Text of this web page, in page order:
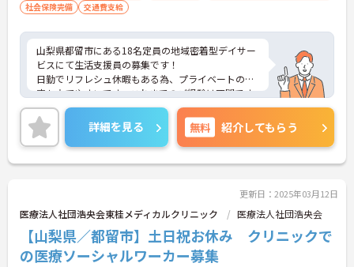
社会保険完備
交通費支給
山梨県都留市にある18名定員の地域密着型デイサー
ビスにて生活支援員の募集です！
日勤でリフレシュ休暇もある為、プライベートの予
定も立てやすいです。これまでのご経験は不問です
♪
ご興味のある方には、面接対策ポイントなどさらに
詳細を話いたしますので、お気軽にご相談くださ
い。
詳細を見る 無料 紹介してもらう
更新日：2025年03月12日
医療法人社団浩央会東桂メディカルクリニック 医療法人社団浩央会
【山梨県／都留市】土日祝お休み クリニックで
の医療ソーシャルワーカー募集